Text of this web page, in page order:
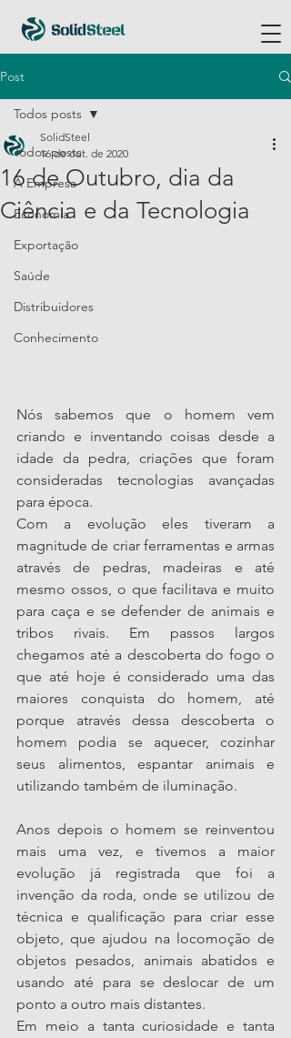
Post
Todos posts
A Empresa
Economia
Exportação
Saúde
Distribuidores
Conhecimento
Todos posts
16 de Outubro, dia da
Ciência e da Tecnologia
SolidSteel
16 de out. de 2020
Nós sabemos que o homem vem
criando e inventando coisas desde a
idade da pedra, criações que foram
consideradas tecnologias avançadas
para época.
Com a evolução eles tiveram a
magnitude de criar ferramentas e armas
através de pedras, madeiras e até
mesmo ossos, o que facilitava e muito
para caça e se defender de animais e
tribos rivais. Em passos largos
chegamos até a descoberta do fogo o
que até hoje é considerado uma das
maiores conquista do homem, até
porque através dessa descoberta o
homem podia se aquecer, cozinhar
seus alimentos, espantar animais e
utilizando também de iluminação.
Anos depois o homem se reinventou
mais uma vez, e tivemos a maior
evolução já registrada que foi a
invenção da roda, onde se utilizou de
técnica e qualificação para criar esse
objeto, que ajudou na locomoção de
objetos pesados, animais abatidos e
usando até para se deslocar de um
ponto a outro mais distantes.
Em meio a tanta curiosidade e tanta